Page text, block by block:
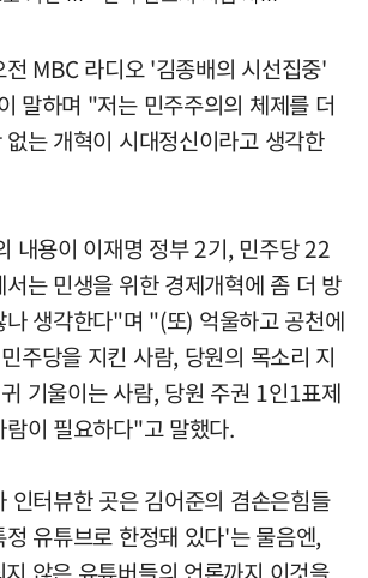
MBC 라디오 '김종배의 시선집중'
말하며 "저는 민주주의의 체제를 더
는 개혁이 시대정신이라고 생각한
내용이 이재명 정부 2기, 민주당 22
는 민생을 위한 경제개혁에 좀 더 방
나 생각한다"며 "(또) 억울하고 공천에
주당을 지킨 사람, 당원의 목소리 지
기울이는 사람, 당원 주권 1인1표제
이 필요하다"고 말했다.
인터뷰한 곳은 김어준의 겸손은힘들
유튜브로 한정돼 있다'는 물음엔,